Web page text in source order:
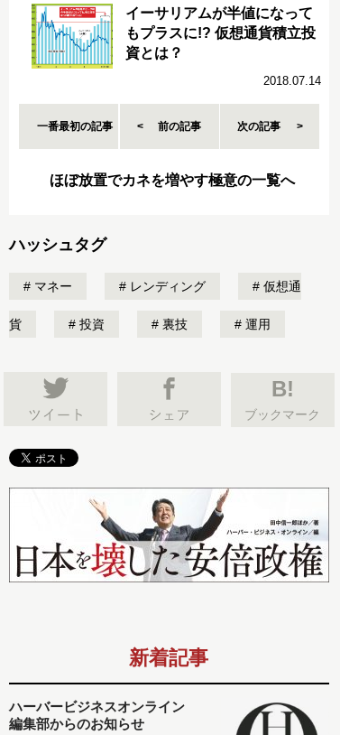
イーサリアムが半値になって
もプラスに!? 仮想通貨積立投
資とは？
2018.07.14
一番最初の記事 前の記事 次の記事
ほぼ放置でカネを増やす極意の一覧へ
ハッシュタグ
マネー レンディング 仮想通
貨 投資 裏技 運用
B!
ブックマーク
新着記事
ハーバービジネスオンライン
編集部からのお知らせ